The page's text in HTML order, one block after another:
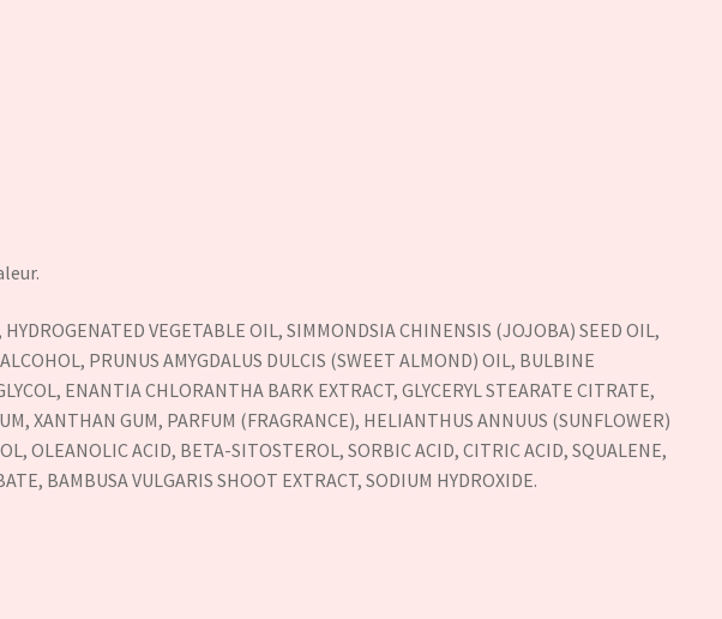
VEGETABLE OIL, SIMMONDSIA CHINENSIS (JOJOBA) SEED OIL,
PRUNUS AMYGDALUS DULCIS (SWEET ALMOND) OIL, BULBINE
ENANTIA CHLORANTHA BARK EXTRACT, GLYCERYL STEARATE CITRATE,
XANTHAN GUM, PARFUM (FRAGRANCE), HELIANTHUS ANNUUS (SUNFLOWER)
OLEANOLIC ACID, BETA-SITOSTEROL, SORBIC ACID, CITRIC ACID, SQUALENE,
BAMBUSA VULGARIS SHOOT EXTRACT, SODIUM HYDROXIDE.